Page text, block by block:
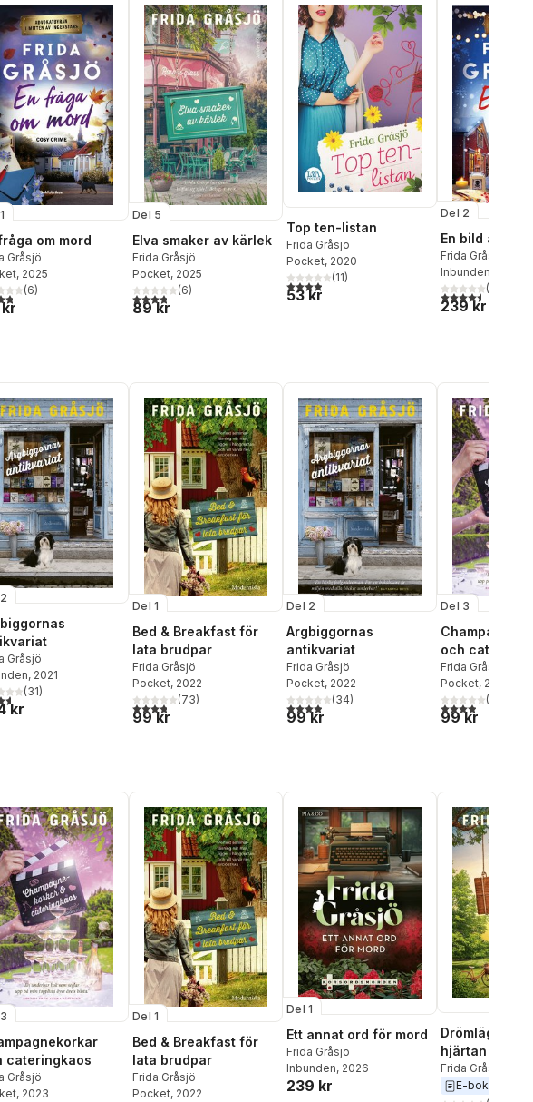
om mord
Gråsjö
, 2025
5 stjärnor. Totalt antal röster:
(6)
Del 5
Elva smaker av kärlek
Frida Gråsjö
Pocket, 2025
3,8utav 5 stjärnor. Totalt antal röster:
(6)
89 kr
Top ten-listan
Frida Gråsjö
Pocket, 2020
3,9utav 5 stjärnor. Totalt antal röster:
(11)
53 kr
Del 2
En bild av död
Frida Gråsjö
Inbunden
4,5utav 5(
239 kr
Gråsjö
, 2021
5 stjärnor. Totalt antal röster:
(31)
kr
Del 1
Bed & Breakfast för
lata brudpar
Frida Gråsjö
Pocket, 2022
3,8utav 5 stjärnor. Totalt antal röster:
(73)
99 kr
Del 2
Argbiggornas
antikvariat
Frida Gråsjö
Pocket, 2022
3,9utav 5 stjärnor. Totalt antal röster:
(34)
99 kr
Del 3
och
Frida Gråsjö
Pocket, 2023
3,9utav 5(
99 kr
cateringkaos
Gråsjö
, 2023
Del 1
Bed & Breakfast för
lata brudpar
Frida Gråsjö
Pocket, 2022
Del 1
Ett annat ord för mord
Frida Gråsjö
Inbunden, 2026
239 kr
Drömläge för
hjärtan
Frida Gråsjö
E-bok